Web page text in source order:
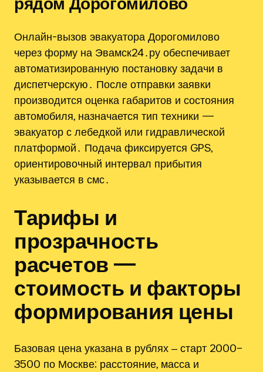
Онлайн-вызов эвакуатора Дорогомилово
через форму на Эвамск24․ру обеспечивает
автоматизированную постановку задачи в
диспетчерскую․ После отправки заявки
производится оценка габаритов и состояния
автомобиля, назначается тип техники —
эвакуатор с лебедкой или гидравлической
платформой․ Подача фиксируется GPS,
ориентировочный интервал прибытия
указывается в смс․
Тарифы и
прозрачность
расчетов —
стоимость и факторы
формирования цены
Базовая цена указана в рублях ‒ старт 2000–
3500 по Москве; расстояние, масса и